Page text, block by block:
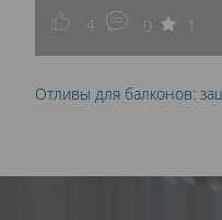
4 0 1
Отливы для балконов: